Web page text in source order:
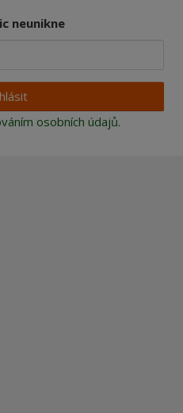
neunikne
osobních údajů.